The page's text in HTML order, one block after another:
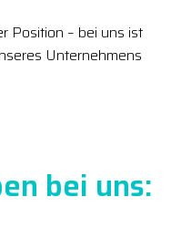
Position – bei uns ist
Unternehmens
bei uns: